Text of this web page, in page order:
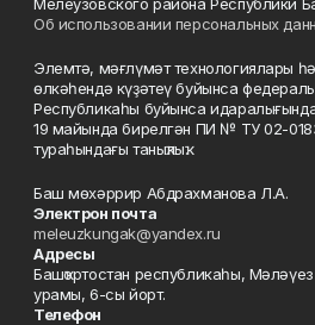
Об использовании персональных
Элемтә, мәғлүмәт технологиялары
өлкәһендә күҙәтеү буйынса
Республикаһы буйынса
19 майында бирелгән ПИ № ТУ 02-
тураһындағы таныҡлыҡ.
Баш мөхәррир Абдрахманова Л.А.
Электрон почта
meleuzkungak@yandex.ru
Адресы
Башҡортостан республикаһы,
урамы, 6-сы йорт.
Телефон